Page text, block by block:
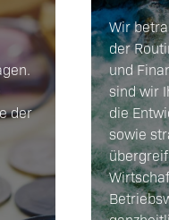
der
Wir
der
und
sind wir
die
sowie